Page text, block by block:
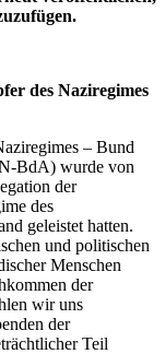
des Naziregimes
– Bund
BdA) wurde von
der
des
geleistet hatten.
und politischen
Menschen
der
wir uns
der
Teil